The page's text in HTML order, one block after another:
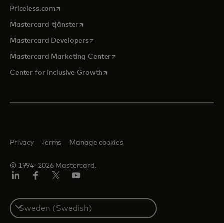
Priceless.com opens in a new tab
Mastercard-tjänsteropens in a new tab
Mastercard Developersopens in a new tab
Mastercard Marketing Centeropens in a new tab
Center for Inclusive Growthopens in a new tab
© 1994–2026 Mastercard.
Privacy Terms Manage cookies
Select
a
country